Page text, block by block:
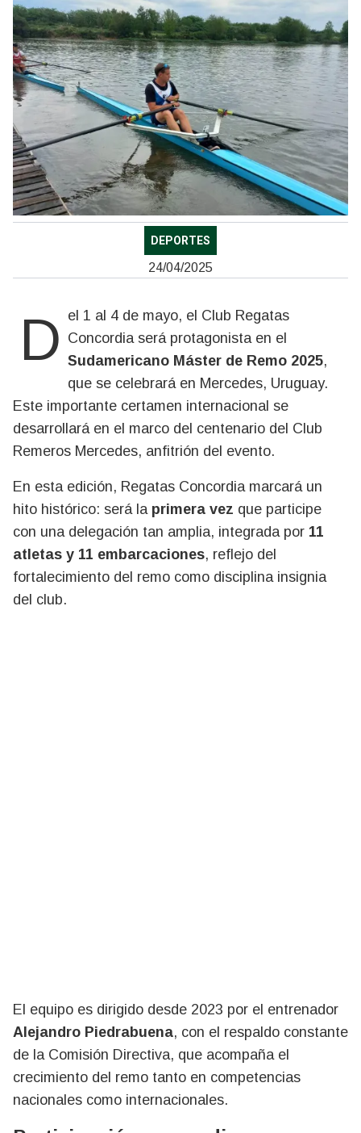
DEPORTES
24/04/2025
Del 1 al 4 de mayo, el Club Regatas Concordia será protagonista en el
Sudamericano Máster de Remo 2025,
que se celebrará en Mercedes, Uruguay.
Este importante certamen internacional se
desarrollará en el marco del centenario del Club
Remeros Mercedes, anfitrión del evento.
En esta edición, Regatas Concordia marcará un
hito histórico: será la primera vez que participe
con una delegación tan amplia, integrada por 11
atletas y 11 embarcaciones, reflejo del
fortalecimiento del remo como disciplina insignia
del club.
El equipo es dirigido desde 2023 por el entrenador
Alejandro Piedrabuena, con el respaldo constante
de la Comisión Directiva, que acompaña el
crecimiento del remo tanto en competencias
nacionales como internacionales.